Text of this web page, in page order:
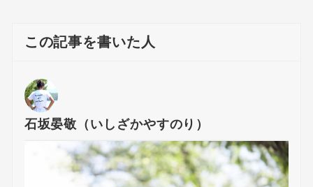
この記事を書いた人
石坂晏敬（いしざかやすのり）